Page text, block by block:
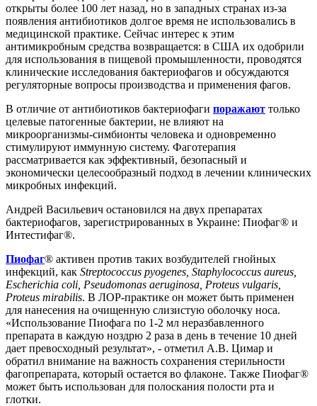
открыты более 100 лет назад, но в западных странах из-за
появления антибиотиков долгое время не использовались в
медицинской практике. Сейчас интерес к этим
антимикробным средства возвращается: в США их одобрили
для использования в пищевой промышленности, проводятся
клинические исследования бактериофагов и обсуждаются
регуляторные вопросы производства и применения фагов.
В отличие от антибиотиков бактериофаги поражают только
целевые патогенные бактерии, не влияют на
микроорганизмы-симбионты человека и одновременно
стимулируют иммунную систему. Фаготерапия
рассматривается как эффективный, безопасный и
экономически целесообразный подход в лечении клинических
микробных инфекций.
Андрей Васильевич остановился на двух препаратах
бактериофагов, зарегистрированных в Украине: Пиофаг® и
Интестифаг®.
Пиофаг® активен против таких возбудителей гнойных
инфекций, как Streptococcus pyogenes, Staphylococcus aureus,
Escherichia coli, Pseudomonas aeruginosa, Proteus vulgaris,
Proteus mirabilis. В ЛОР-практике он может быть применен
для нанесения на очищенную слизистую оболочку носа.
«Использование Пиофага по 1-2 мл неразбавленного
препарата в каждую ноздрю 2 раза в день в течение 10 дней
дает превосходный результат», - отметил А.В. Цимар и
обратил внимание на важность сохранения стерильности
фагопрепарата, который остается во флаконе. Также Пиофаг®
может быть использован для полоскания полости рта и
глотки.